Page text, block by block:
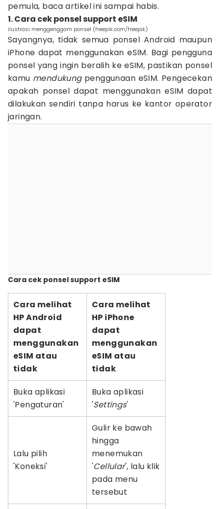
pemula, baca artikel ini sampai habis.
1. Cara cek ponsel support eSIM
ilustrasi menggenggam ponsel (freepik.com/freepik)
Sayangnya, tidak semua ponsel Android maupun
iPhone dapat menggunakan eSIM. Bagi pengguna
ponsel yang ingin beralih ke eSIM, pastikan ponsel
kamu mendukung penggunaan eSIM. Pengecekan
apakah ponsel dapat menggunakan eSIM dapat
dilakukan sendiri tanpa harus ke kantor operator
jaringan.
Cara cek ponsel support eSIM
Cara melihat
HP Android
dapat
menggunakan
eSIM atau
tidak
Cara melihat
HP iPhone
dapat
menggunakan
eSIM atau
tidak
Buka aplikasi
'Pengaturan'
Buka aplikasi
'Settings'
Lalu pilih
'Koneksi'
Gulir ke bawah
hingga
menemukan
'Cellular', lalu klik
pada menu
tersebut